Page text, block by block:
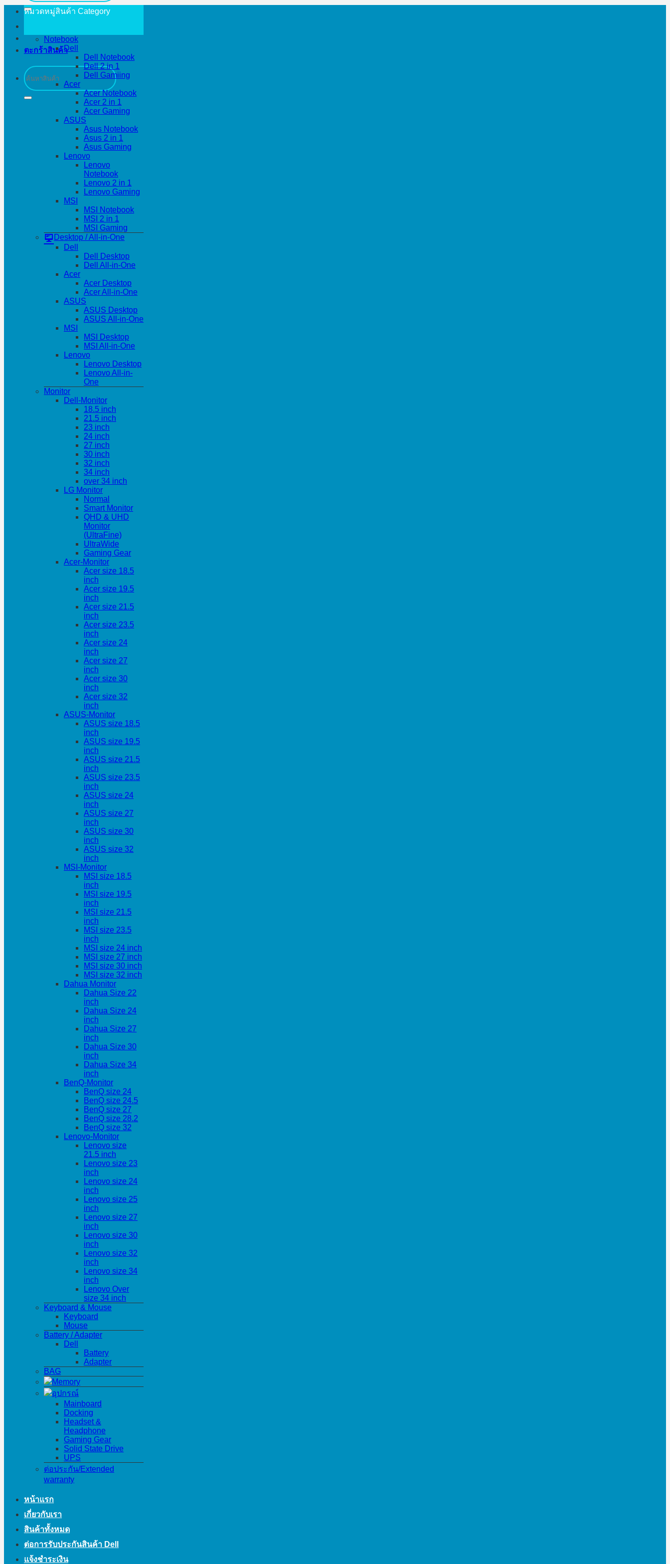
ตะกร้าสินค้า
ค้นหา:
หมวดหมู่สินค้า Category
Notebook
Dell
Dell Notebook
Dell 2 in 1
Dell Gamiing
Acer
Acer Notebook
Acer 2 in 1
Acer Gaming
ASUS
Asus Notebook
Asus 2 in 1
Asus Gaming
Lenovo
Lenovo
Notebook
Lenovo 2 in 1
Lenovo Gaming
MSI
MSI Notebook
MSI 2 in 1
MSI Gaming
Desktop / All-in-One
Dell
Dell Desktop
Dell All-in-One
Acer
Acer Desktop
Acer All-in-One
ASUS
ASUS Desktop
ASUS All-in-One
MSI
MSI Desktop
MSI All-in-One
Lenovo
Lenovo Desktop
Lenovo All-in-
One
Monitor
Dell-Monitor
18.5 inch
21.5 inch
23 inch
24 inch
27 inch
30 inch
32 inch
34 inch
over 34 inch
LG Monitor
Normal
Smart Monitor
QHD & UHD
Monitor
(UltraFine)
UltraWide
Gaming Gear
Acer-Monitor
Acer size 18.5
inch
Acer size 19.5
inch
Acer size 21.5
inch
Acer size 23.5
inch
Acer size 24
inch
Acer size 27
inch
Acer size 30
inch
Acer size 32
inch
ASUS-Monitor
ASUS size 18.5
inch
ASUS size 19.5
inch
ASUS size 21.5
inch
ASUS size 23.5
inch
ASUS size 24
inch
ASUS size 27
inch
ASUS size 30
inch
ASUS size 32
inch
MSI-Monitor
MSI size 18.5
inch
MSI size 19.5
inch
MSI size 21.5
inch
MSI size 23.5
inch
MSI size 24 inch
MSI size 27 inch
MSI size 30 inch
MSI size 32 inch
Dahua Monitor
Dahua Size 22
inch
Dahua Size 24
inch
Dahua Size 27
inch
Dahua Size 30
inch
Dahua Size 34
inch
BenQ-Monitor
BenQ size 24
BenQ size 24.5
BenQ size 27
BenQ size 28.2
BenQ size 32
Lenovo-Monitor
Lenovo size
21.5 inch
Lenovo size 23
inch
Lenovo size 24
inch
Lenovo size 25
inch
Lenovo size 27
inch
Lenovo size 30
inch
Lenovo size 32
inch
Lenovo size 34
inch
Lenovo Over
size 34 inch
Keyboard & Mouse
Keyboard
Mouse
Battery / Adapter
Dell
Battery
Adapter
BAG
Memory
อุปกรณ์
Mainboard
Docking
Headset &
Headphone
Gaming Gear
Solid State Drive
UPS
ต่อประกัน/Extended
warranty
หน้าแรก
เกี่ยวกับเรา
สินค้าทั้งหมด
ต่อการรับประกันสินค้า Dell
แจ้งชำระเงิน